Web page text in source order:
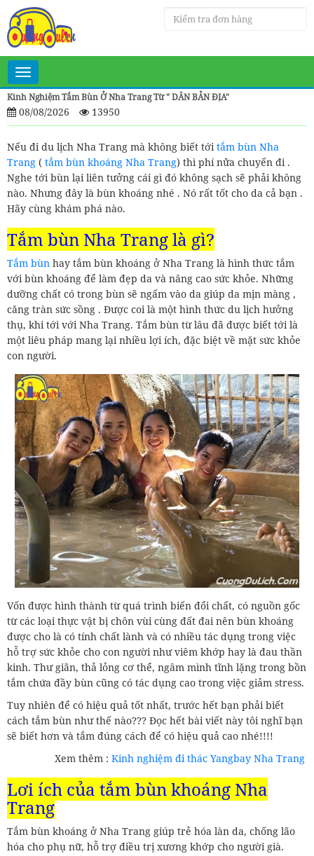
Toggle
navigation
Kinh Nghiệm Tắm Bùn Ở Nha Trang Từ " DÂN BẢN ĐỊA"
08/08/2026 13950
Nếu đi du lịch Nha Trang mà không biết tớitắm bùn Nha
Trang ( tắm bùn khoáng Nha Trang) thì phí nửa chuyến đi .
Nghe tới bùn lại liên tưởng cái gì đó không sạch sẽ phải không
nào. Nhưng đây là bùn khoáng nhé . Nó rất tốt cho da cả bạn .
Hãy cùng khám phá nào.
Tắm bùn Nha Trang là gì?
Tắm bùn hay tắm bùn khoáng ở Nha Trang là hình thức tắm
với bùn khoáng để làm đẹp da và nâng cao sức khỏe. Những
dưỡng chất có trong bùn sẽ ngấm vào da giúp da mịn màng ,
căng tràn sức sồng . Được coi là một hình thức du lịch hưởng
thụ, khi tới với Nha Trang. Tắm bùn từ lâu đã được biết tới là
một liêu pháp mang lại nhiều lợi ích, đặc biệt về mặt sức khỏe
con người.
Vốn được hình thành từ quá trình biến đổi chất, có nguồn gốc
từ các loại thực vật bị chôn vùi cùng đất đai nên bùn khoáng
được cho là có tính chất lành và có nhiều tác dụng trong việc
hỗ trợ sức khỏe cho con người như viêm khớp hay là đau thần
kinh. Thư giãn, thả lỏng cơ thể, ngâm mình tĩnh lặng trong bồn
tắm chứa đầy bùn cũng có tác dụng cao trong việc giảm stress.
Tuy nhiên để có hiệu quả tốt nhất, trước hết bạn phải biết
cách tắm bùn như thế nào??? Đọc hết bài viết này tôi nghĩ bạn
sẽ biết hơn và tắm đúng cách để có hiệu quả cao nhé!!!!
Xem thêm : Kinh nghiệm đi thác Yangbay Nha Trang
Lợi ích của tắm bùn khoáng Nha
Trang
Tắm bùn khoáng ở Nha Trang giúp trẻ hóa làn da, chống lão
hóa cho phụ nữ, hỗ trợ điều trị xương khớp cho người già.